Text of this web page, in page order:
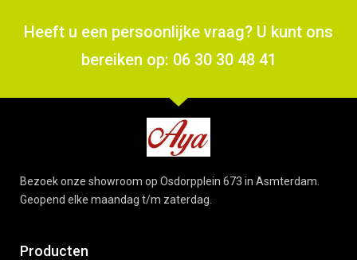
Heeft u een persoonlijke vraag? U kunt ons
bereiken op: 06 30 30 48 41
Bezoek onze showroom op Osdorpplein 673 in Asmterdam.
Geopend elke maandag t/m zaterdag.
Producten